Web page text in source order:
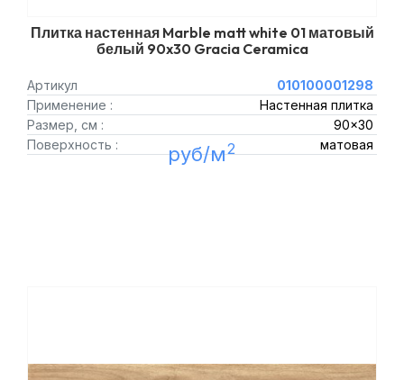
Плитка настенная Marble matt white 01 матовый
белый 90x30 Gracia Ceramica
Артикул
010100001298
Применение :
Настенная плитка
Размер, см :
90x30
Поверхность :
матовая
руб/м2